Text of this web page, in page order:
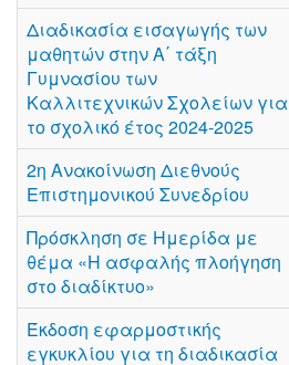
Διαδικασία εισαγωγής των
μαθητών στην Α΄ τάξη
Γυμνασίου των
Καλλιτεχνικών Σχολείων για
το σχολικό έτος 2024-2025
2η Ανακοίνωση Διεθνούς
Επιστημονικού Συνεδρίου
Πρόσκληση σε Ημερίδα με
θέμα «Η ασφαλής πλοήγηση
στο διαδίκτυο»
Έκδοση εφαρμοστικής
εγκυκλίου για τη διαδικασία